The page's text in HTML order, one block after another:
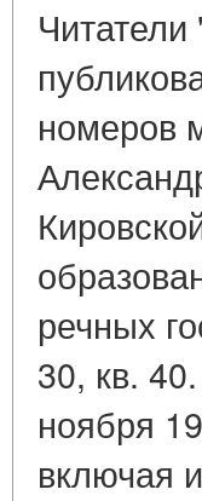
номеров
речных
30, кв.
ноября
включая